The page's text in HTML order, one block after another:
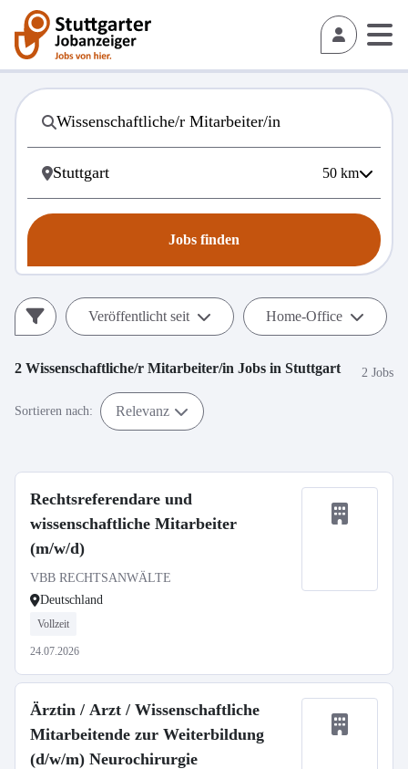
50 km
Jobs finden
Veröffentlicht seit Home-Office
2 Wissenschaftliche/r Mitarbeiter/in Jobs in Stuttgart 2 Jobs
Sortieren nach: Relevanz
Rechtsreferendare und
wissenschaftliche Mitarbeiter
(m/w/d)
VBB RECHTSANWÄLTE
Deutschland
Vollzeit
24.07.2026
Ärztin / Arzt / Wissenschaftliche
Mitarbeitende zur Weiterbildung
(d/w/m) Neurochirurgie